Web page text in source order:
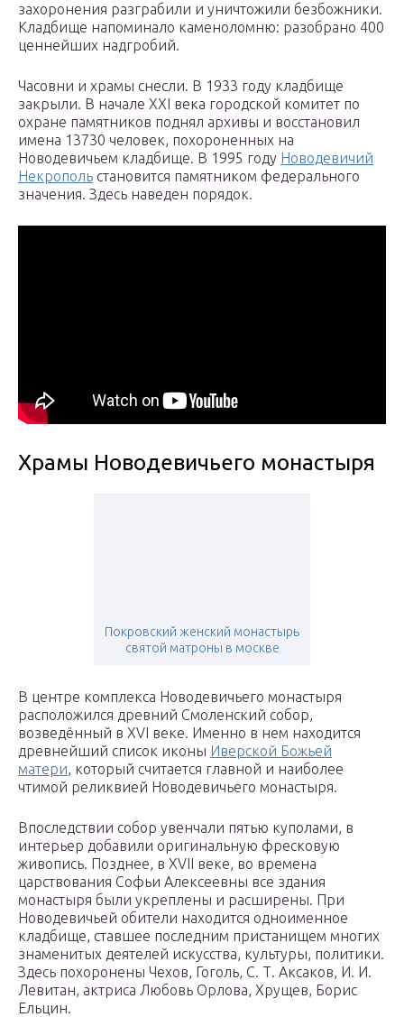
захоронения разграбили и уничтожили безбожники.
Кладбище напоминало каменоломню: разобрано 400
ценнейших надгробий.
Часовни и храмы снесли. В 1933 году кладбище
закрыли. В начале XXI века городской комитет по
охране памятников поднял архивы и восстановил
имена 13730 человек, похороненных на
Новодевичьем кладбище. В 1995 году Новодевичий
Некрополь становится памятником федерального
значения. Здесь наведен порядок.
Храмы Новодевичьего монастыря
Покровский женский монастырь
святой матроны в москве
В центре комплекса Новодевичьего монастыря
расположился древний Смоленский собор,
возведённый в XVI веке. Именно в нем находится
древнейший список иконы Иверской Божьей
матери, который считается главной и наиболее
чтимой реликвией Новодевичьего монастыря.
Впоследствии собор увенчали пятью куполами, в
интерьер добавили оригинальную фресковую
живопись. Позднее, в XVII веке, во времена
царствования Софьи Алексеевны все здания
монастыря были укреплены и расширены. При
Новодевичьей обители находится одноименное
кладбище, ставшее последним пристанищем многих
знаменитых деятелей искусства, культуры, политики.
Здесь похоронены Чехов, Гоголь, С. Т. Аксаков, И. И.
Левитан, актриса Любовь Орлова, Хрущев, Борис
Ельцин.